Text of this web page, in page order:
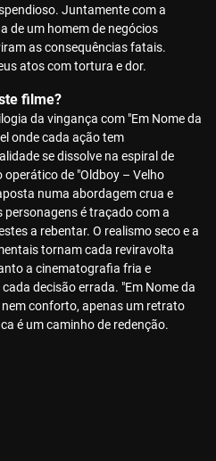
Juntamente com a
de um homem de negócios
as consequências fatais.
atos com tortura e dor.
filme?
da vingança com "Em Nome da
onde cada ação tem
se dissolve na espiral de
de "Oldboy – Velho
numa abordagem crua e
é traçado com a
a rebentar. O realismo seco e a
tornam cada reviravolta
a cinematografia fria e
decisão errada. "Em Nome da
conforto, apenas um retrato
é um caminho de redenção.